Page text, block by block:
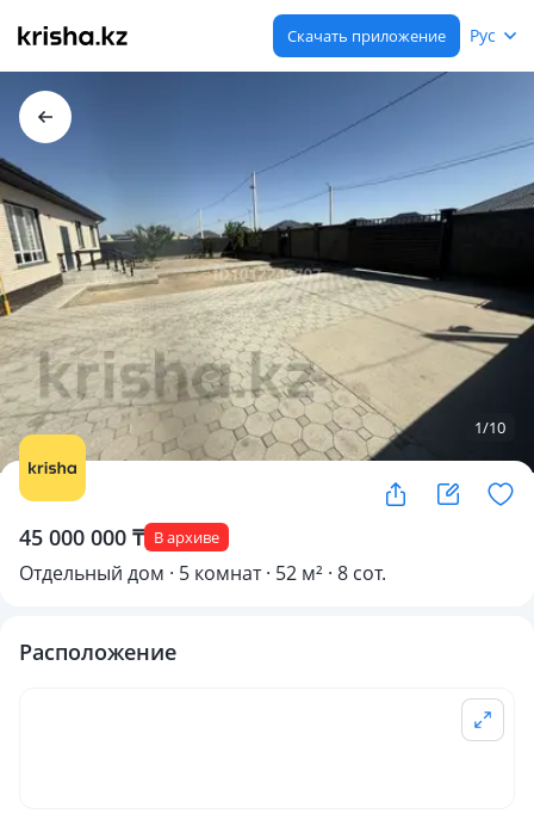
Скачать приложение Рус
1/10
45 000 000 ₸ В архиве
Отдельный дом · 5 комнат · 52 м² · 8 сот.
Расположение